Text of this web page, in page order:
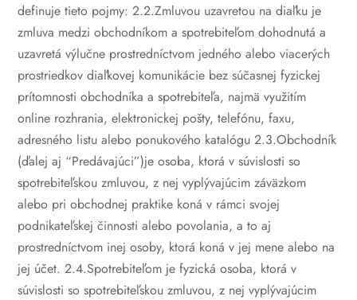
definuje tieto pojmy: 2.2.Zmluvou uzavretou na diaľku je
zmluva medzi obchodníkom a spotrebiteľom dohodnutá a
uzavretá výlučne prostredníctvom jedného alebo viacerých
prostriedkov diaľkovej komunikácie bez súčasnej fyzickej
prítomnosti obchodníka a spotrebiteľa, najmä využitím
online rozhrania, elektronickej pošty, telefónu, faxu,
adresného listu alebo ponukového katalógu 2.3.Obchodník
(ďalej aj “Predávajúci”)je osoba, ktorá v súvislosti so
spotrebiteľskou zmluvou, z nej vyplývajúcim záväzkom
alebo pri obchodnej praktike koná v rámci svojej
podnikateľskej činnosti alebo povolania, a to aj
prostredníctvom inej osoby, ktorá koná v jej mene alebo na
jej účet. 2.4.Spotrebiteľom je fyzická osoba, ktorá v
súvislosti so spotrebiteľskou zmluvou, z nej vyplývajúcim